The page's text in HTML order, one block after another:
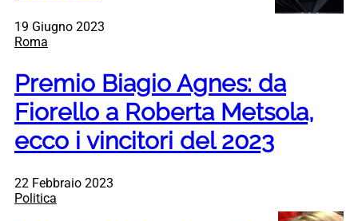
19 Giugno 2023
Roma
Premio Biagio Agnes: da
Fiorello a Roberta Metsola,
ecco i vincitori del 2023
22 Febbraio 2023
Politica